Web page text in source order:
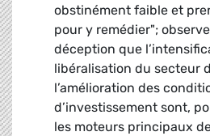
obstinément faible et
pour y remédier";
déception que
libéralisation du secteur
l’amélioration des
d’investissement sont,
les moteurs principaux